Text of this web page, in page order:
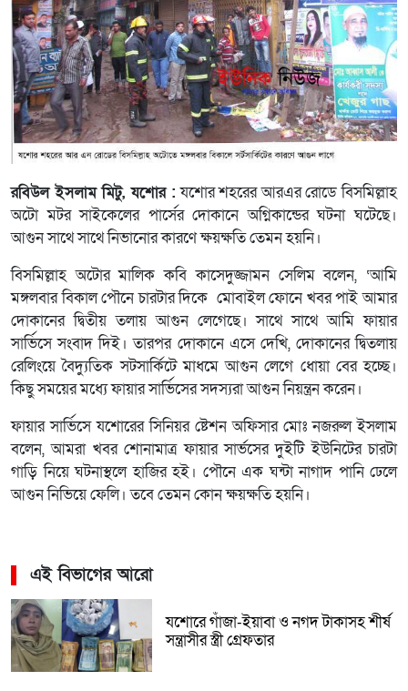
রবিউল ইসলাম মিটু, যশোর : যশোর শহরের আরএর রোডে বিসমিল্লাহ
অটো মটর সাইকেলের পার্সের দোকানে অগ্নিকান্ডের ঘটনা ঘটেছে।
আগুন সাথে সাথে নিভানোর কারণে ক্ষয়ক্ষতি তেমন হয়নি।
বিসমিল্লাহ অটোর মালিক কবি কাসেদুজ্জামন সেলিম বলেন, ‘আমি
মঙ্গলবার বিকাল পৌনে চারটার দিকে মোবাইল ফোনে খবর পাই আমার
দোকানের দ্বিতীয় তলায় আগুন লেগেছে। সাথে সাথে আমি ফায়ার
সার্ভিসে সংবাদ দিই। তারপর দোকানে এসে দেখি, দোকানের দ্বিতলায়
রেলিংয়ে বৈদ্যুতিক সটসার্কিটে মাধমে আগুন লেগে ধোয়া বের হচ্ছে।
কিছু সময়ের মধ্যে ফায়ার সার্ভিসের সদস্যরা আগুন নিয়ন্ত্রন করেন।
ফায়ার সার্ভিসে যশোরের সিনিয়র ষ্টেশন অফিসার মোঃ নজরুল ইসলাম
বলেন, আমরা খবর শোনামাত্র ফায়ার সার্ভসের দুইটি ইউনিটের চারটা
গাড়ি নিয়ে ঘটনাস্থলে হাজির হই। পৌনে এক ঘন্টা নাগাদ পানি ঢেলে
আগুন নিভিয়ে ফেলি। তবে তেমন কোন ক্ষয়ক্ষতি হয়নি।
এই বিভাগের আরো
যশোরে গাঁজা-ইয়াবা ও নগদ টাকাসহ শীর্ষ
সন্ত্রাসীর স্ত্রী গ্রেফতার